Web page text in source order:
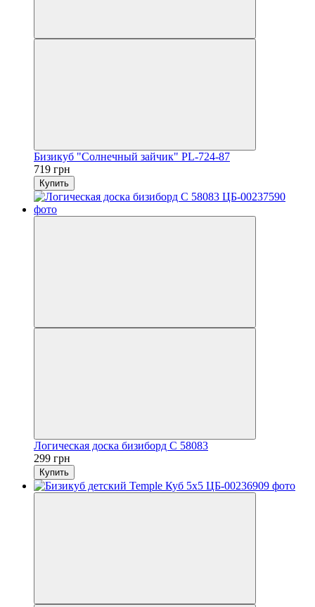
Бизикуб "Солнечный зайчик" PL-724-87
719 грн
Купить
Логическая доска бизиборд С 58083
299 грн
Купить